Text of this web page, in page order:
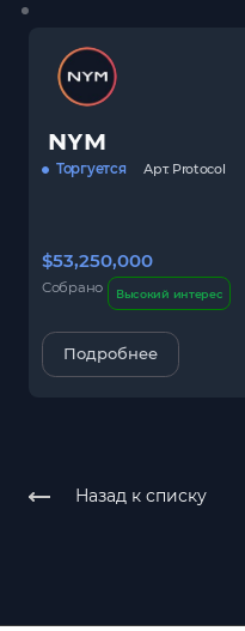
NYM
Торгуется Арт. Protocol
$53,250,000
Собрано Высокий интерес
Подробнее
Назад к списку